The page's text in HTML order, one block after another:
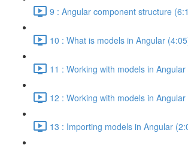
9 : Angular component structure
10 : What is models in Angular
11 : Working with models in
12 : Working with models in
13 : Importing models in Angular